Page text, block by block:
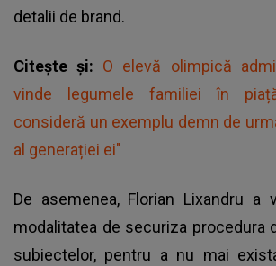
detalii de brand.
Citește și: O elevă olimpică
vinde legumele familiei în
consideră un exemplu demn de
al generației ei"
De asemenea, Florian Lixandru a
modalitatea de securiza procedura
subiectelor, pentru a nu mai